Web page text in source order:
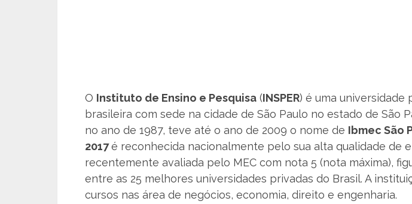
O Instituto de Ensino e Pesquisa (INSPER) é uma universidade
brasileira com sede na cidade de São Paulo no estado de São
no ano de 1987, teve até o ano de 2009 o nome de Ibmec São
2017é reconhecida nacionalmente pelo sua alta qualidade de
recentemente avaliada pelo MEC com nota 5 (nota máxima),
entre as 25 melhores universidades privadas do Brasil. A
cursos nas área de negócios, economia, direito e engenharia.